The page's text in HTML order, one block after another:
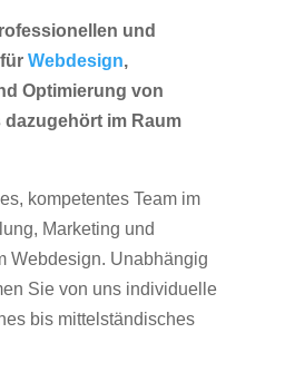
und
Webdesign,
Optimierung von
im Raum
kompetentes Team im
Marketing und
Webdesign. Unabhängig
Sie von uns individuelle
bis mittelständisches